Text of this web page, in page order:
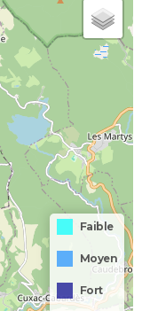
Faible
Moyen
Fort